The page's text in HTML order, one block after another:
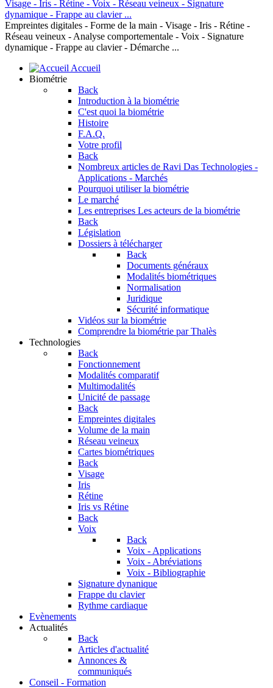
Empreintes digitales - Forme de la main - Visage - Iris - Rétine -
Réseau veineux - Analyse comportementale - Voix - Signature
dynamique - Frappe au clavier - Démarche ...
Accueil
Biométrie
Back
Introduction à la biométrie
C'est quoi la biométrie
Histoire
F.A.Q.
Votre profil
Back
Nombreux articles de Ravi Das Technologies -
Applications - Marchés
Pourquoi utiliser la biométrie
Le marché
Les entreprises Les acteurs de la biométrie
Back
Législation
Dossiers à télécharger
Back
Documents généraux
Modalités biométriques
Normalisation
Juridique
Sécurité informatique
Vidéos sur la biométrie
Comprendre la biométrie par Thalès
Technologies
Back
Fonctionnement
Modalités comparatif
Multimodalités
Unicité de passage
Back
Empreintes digitales
Volume de la main
Réseau veineux
Cartes biométriques
Back
Visage
Iris
Rétine
Iris vs Rétine
Back
Voix
Back
Voix - Applications
Voix - Abréviations
Voix - Bibliographie
Signature dynanique
Frappe du clavier
Rythme cardiaque
Evènements
Actualités
Back
Articles d'actualité
Annonces &
communiqués
Conseil - Formation